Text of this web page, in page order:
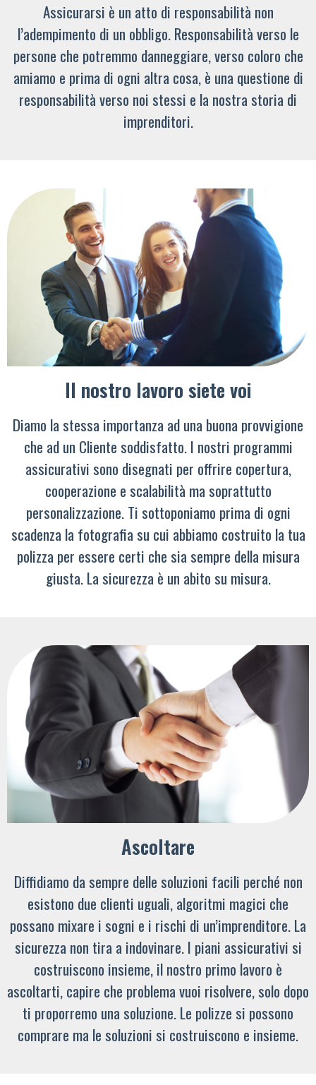
Assicurarsi è un atto di responsabilità non
l’adempimento di un obbligo. Responsabilità verso le
persone che potremmo danneggiare, verso coloro che
amiamo e prima di ogni altra cosa, è una questione di
responsabilità verso noi stessi e la nostra storia di
imprenditori.
Il nostro lavoro siete voi
Diamo la stessa importanza ad una buona provvigione
che ad un Cliente soddisfatto. I nostri programmi
assicurativi sono disegnati per offrire copertura,
cooperazione e scalabilità ma soprattutto
personalizzazione. Ti sottoponiamo prima di ogni
scadenza la fotografia su cui abbiamo costruito la tua
polizza per essere certi che sia sempre della misura
giusta. La sicurezza è un abito su misura.
Ascoltare
Diffidiamo da sempre delle soluzioni facili perché non
esistono due clienti uguali, algoritmi magici che
possano mixare i sogni e i rischi di un’imprenditore. La
sicurezza non tira a indovinare. I piani assicurativi si
costruiscono insieme, il nostro primo lavoro è
ascoltarti, capire che problema vuoi risolvere, solo dopo
ti proporremo una soluzione. Le polizze si possono
comprare ma le soluzioni si costruiscono e insieme.